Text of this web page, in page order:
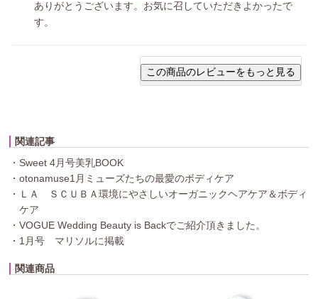
ありがとうございます。お気に召していただきよかったで
す。
関連記事
・Sweet 4月号美乳BOOK
・otonamuse1月ミューズたちの最愛のボディケア
・ＬＡ ＳＣＵＢＡ環境にやさしいオーガニックヘアケア＆ボディ
ケア
・VOGUE Wedding Beauty is Backでご紹介頂きました。
・1月号 マリソルに掲載
関連商品